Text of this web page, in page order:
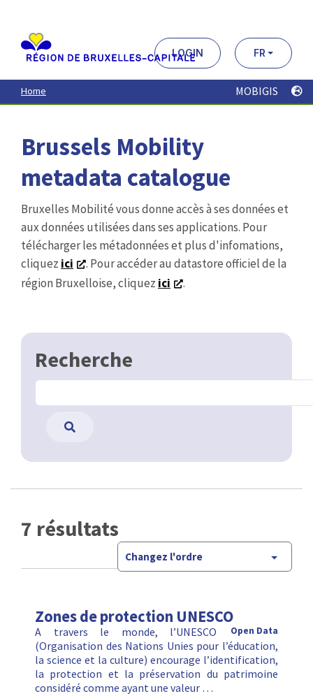
contenu
principal
LOGIN FR
Home MOBIGIS
Brussels Mobility
metadata catalogue
Bruxelles Mobilité vous donne accès à ses données et
aux données utilisées dans ses applications. Pour
télécharger les métadonnées et plus d'infomations,
cliquez ici
. Pour accéder au datastore officiel de la
région Bruxelloise, cliquez ici .
Recherche
7 résultats
Changez l'ordre
Zones de protection UNESCO
Open Data
A travers le monde, l’UNESCO
(Organisation des Nations Unies pour l’éducation,
la science et la culture) encourage l’identification,
la protection et la préservation du patrimoine
considéré comme ayant une valeur …